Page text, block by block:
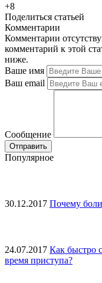
+8
Поделиться статьей
Комментарии
Комментарии
комментарий к этой
ниже.
Ваше имя
Ваш email
Сообщение
Популярное
30.12.2017 Почему
24.07.2017 Как быстро
время приступа?